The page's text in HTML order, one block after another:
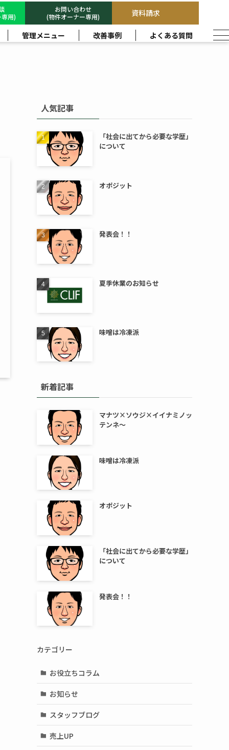
用)
お問い合わせ
(物件オーナー専用)
資料請求
管理メニュー 改善事例 よくある質問
人気記事
「社会に出てから必要な学歴」
について
オポジット
発表会！！
夏季休業のお知らせ
味噌は冷凍派
新着記事
マナツ×ソウジ×イイナミノッ
テンネ～
味噌は冷凍派
オポジット
「社会に出てから必要な学歴」
について
発表会！！
カテゴリー
お役立ちコラム
お知らせ
スタッフブログ
売上UP